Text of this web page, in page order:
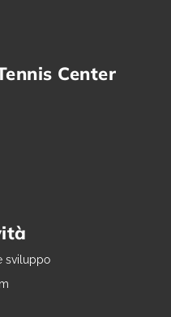
Center
sviluppo